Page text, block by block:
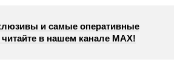
и самые оперативные
читайте в нашем канале МАХ!